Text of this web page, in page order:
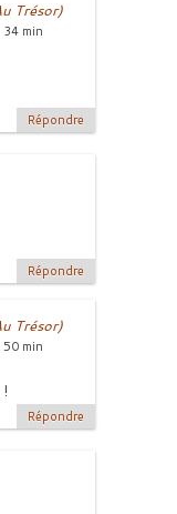
Trésor)
min
Répondre
Répondre
Trésor)
min
Répondre